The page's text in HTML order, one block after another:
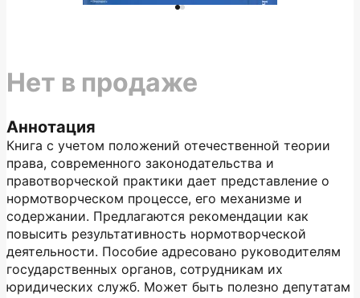
Аннотация
Книга с учетом положений отечественной теории
права, современного законодательства и
правотворческой практики дает представление о
нормотворческом процессе, его механизме и
содержании. Предлагаются рекомендации как
повысить результативность нормотворческой
деятельности. Пособие адресовано руководителям
государственных органов, сотрудникам их
юридических служб. Может быть полезно депутатам
Нет в продаже